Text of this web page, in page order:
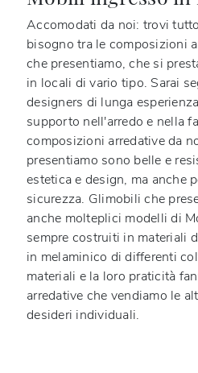
Accomodati da noi: trovi
bisogno tra le composizioni
che presentiamo, che si
in locali di vario tipo. Sarai
designers di lunga
supporto nell'arredo e nella
composizioni arredative da
presentiamo sono belle e
estetica e design, ma anche
sicurezza. Glimobili che
anche molteplici modelli di
sempre costruiti in materiali
in melaminico di differenti
materiali e la loro praticità
arredative che vendiamo le
desideri individuali.